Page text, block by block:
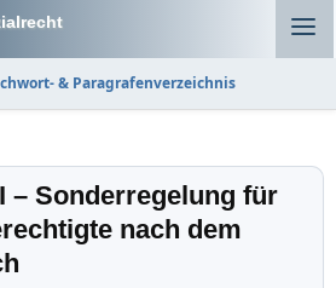
& Paragrafenverzeichnis
– Sonderregelung für
nach dem